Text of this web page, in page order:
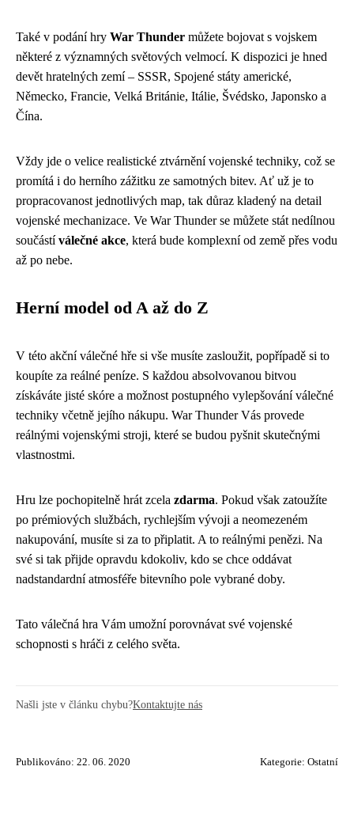
Také v podání hry War Thunder můžete bojovat s vojskem
některé z významných světových velmocí. K dispozici je hned
devět hratelných zemí – SSSR, Spojené státy americké,
Německo, Francie, Velká Británie, Itálie, Švédsko, Japonsko a
Čína.
Vždy jde o velice realistické ztvárnění vojenské techniky, což se
promítá i do herního zážitku ze samotných bitev. Ať už je to
propracovanost jednotlivých map, tak důraz kladený na detail
vojenské mechanizace. Ve War Thunder se můžete stát nedílnou
součástíválečné akce, která bude komplexní od země přes vodu
až po nebe.
Herní model od A až do Z
V této akční válečné hře si vše musíte zasloužit, popřípadě si to
koupíte za reálné peníze. S každou absolvovanou bitvou
získáváte jisté skóre a možnost postupného vylepšování válečné
techniky včetně jejího nákupu. War Thunder Vás provede
reálnými vojenskými stroji, které se budou pyšnit skutečnými
vlastnostmi.
Hru lze pochopitelně hrát zcela zdarma. Pokud však zatoužíte
po prémiových službách, rychlejším vývoji a neomezeném
nakupování, musíte si za to připlatit. A to reálnými penězi. Na
své si tak přijde opravdu kdokoliv, kdo se chce oddávat
nadstandardní atmosféře bitevního pole vybrané doby.
Tato válečná hra Vám umožní porovnávat své vojenské
schopnosti s hráči z celého světa.
Našli jste v článku chybu?Kontaktujte nás
Publikováno: 22. 06. 2020 Kategorie: Ostatní